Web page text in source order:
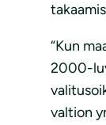
“Kun
2000-
valtion